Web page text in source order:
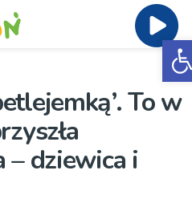
To w
– dziewica i